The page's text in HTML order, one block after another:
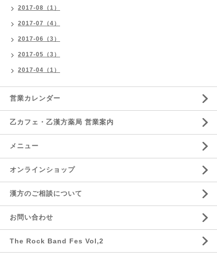
2017-08（1）
2017-07（4）
2017-06（3）
2017-05（3）
2017-04（1）
営業カレンダー
乙カフェ・乙漢方薬局 営業案内
メニュー
オンラインショップ
漢方のご相談について
お問い合わせ
The Rock Band Fes Vol,2